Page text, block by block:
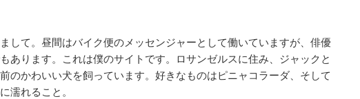
して。昼間はバイク便のメッセンジャーとして働いていますが、俳優
あります。これは僕のサイトです。ロサンゼルスに住み、ジャックと
のかわいい犬を飼っています。好きなものはピニャコラーダ、そして
濡れること。